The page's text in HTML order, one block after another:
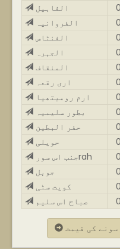
الفاہیل
الفروانیہ
الفنٹاس
الجہرہ
المنقاف
اری رقعہ
ارم رومیتھیا
بطور سلیمیہ
حفر البطین
حویلی
جنب اس سورrah
جوبل
کویت سٹی
صباح اس سلیم